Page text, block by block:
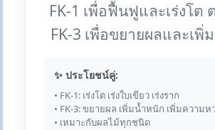
FK-1 เพื่อฟื้นฟูและเร่งโต
FK-3 เพื่อขยายผลและเพิ่
✨ ประโยชน์คู่:
• FK-1: เร่งโต เร่งใบเขียว เร่งราก
• FK-3: ขยายผล เพิ่มน้ำหนัก เพิ่มความห
• เหมาะกับผลไม้ทุกชนิด